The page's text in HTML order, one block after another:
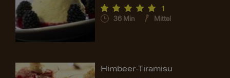
1
36 Min Mittel
Himbeer-Tiramisu